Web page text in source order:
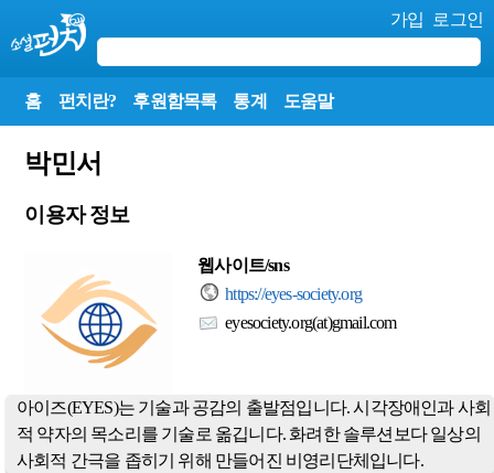
가입 로그인
홈 펀치란? 후원함목록 통계 도움말
박민서
이용자 정보
웹사이트/sns
https://eyes-society.org
eyesociety.org(at)gmail.com
아이즈(EYES)는 기술과 공감의 출발점입니다. 시각장애인과 사회
적 약자의 목소리를 기술로 옮깁니다. 화려한 솔루션보다 일상의
사회적 간극을 좁히기 위해 만들어진 비영리단체입니다.